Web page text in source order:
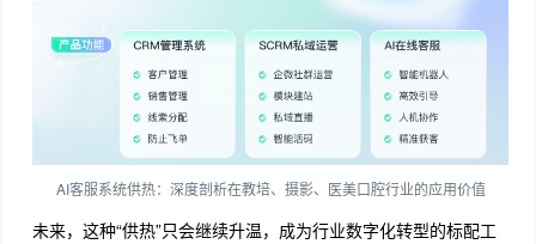
AI客服系统供热：深度剖析在教培、摄影、医美口腔行业的应用价值
未来，这种“供热”只会继续升温，成为行业数字化转型的标配工